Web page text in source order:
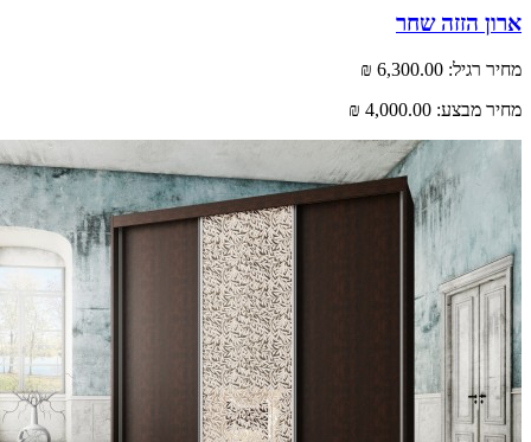
הזזה שחר
רגיל: 6,300.00 ₪
מבצע: 4,000.00 ₪